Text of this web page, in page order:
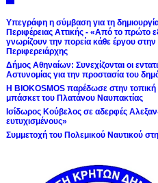
Υπεγράφη η σύμβαση για τη
Περιφέρειας Αττικής - «Από το πρώτο
γνωρίζουν την πορεία κάθε έργου
Περιφερειάρχης
Δήμος Αθηναίων: Συνεχίζονται οι
Αστυνομίας για την προστασία του
Η BIOKOSMOS παρέδωσε στην τοπική
μπάσκετ του Πλατάνου Ναυπακτίας
Ισίδωρος Κούβελος σε αδερφές
ευτυχισμένους»
Συμμετοχή του Πολεμικού Ναυτικού